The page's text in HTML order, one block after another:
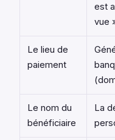
est
vue
Le lieu de
paiement
Le nom du
bénéficiaire
La